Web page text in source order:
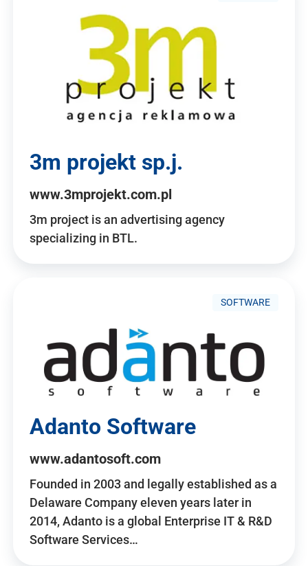
3m projekt sp.j.
www.3mprojekt.com.pl
3m project is an advertising agency
specializing in BTL.
SOFTWARE
Adanto Software
www.adantosoft.com
Founded in 2003 and legally established as a
Delaware Company eleven years later in
2014, Adanto is a global Enterprise IT & R&D
Software Services…